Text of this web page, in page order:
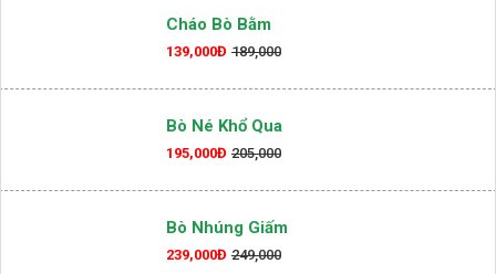
Cháo Bò Bằm
139,000Đ 189,000
Bò Né Khổ Qua
195,000Đ 205,000
Bò Nhúng Giấm
239,000Đ 249,000